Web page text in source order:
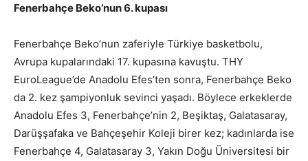
Fenerbahçe Beko’nun 6. kupası
Fenerbahçe Beko’nun zaferiyle Türkiye basketbolu,
Avrupa kupalarındaki 17. kupasına kavuştu. THY
EuroLeague’de Anadolu Efes’ten sonra, Fenerbahçe Beko
da 2. kez şampiyonluk sevinci yaşadı. Böylece erkeklerde
Anadolu Efes 3, Fenerbahçe’nin 2, Beşiktaş, Galatasaray,
Darüşşafaka ve Bahçeşehir Koleji birer kez; kadınlarda ise
Fenerbahçe 4, Galatasaray 3, Yakın Doğu Üniversitesi bir